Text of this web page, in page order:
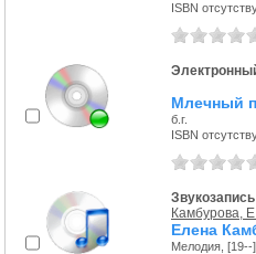
ISBN
Млечный
б.г.
ISBN
Звукозапись
Камбурова,
Елена
Мелодия, [19--]